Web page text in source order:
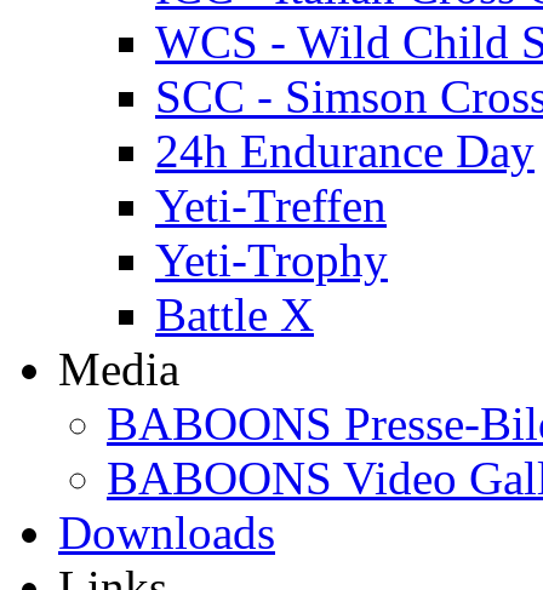
WCS - Wild Child
SCC - Simson
24h Endurance Day
Yeti-Treffen
Yeti-Trophy
Battle X
Media
BABOONS Presse-
BABOONS Video
Downloads